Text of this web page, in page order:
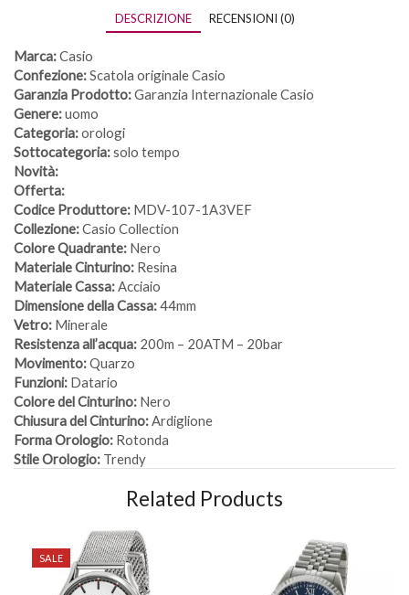
DESCRIZIONE RECENSIONI (0)
Marca:Casio
Confezione:Scatola originale Casio
Garanzia Prodotto:Garanzia Internazionale Casio
Genere:uomo
Categoria:orologi
Sottocategoria:solo tempo
Novità:
Offerta:
Codice Produttore: MDV-107-1A3VEF
Collezione:Casio Collection
Colore Quadrante: Nero
Materiale Cinturino: Resina
Materiale Cassa:Acciaio
Dimensione della Cassa:44mm
Vetro: Minerale
Resistenza all’acqua: 200m – 20ATM – 20bar
Movimento:Quarzo
Funzioni: Datario
Colore del Cinturino: Nero
Chiusura del Cinturino:Ardiglione
Forma Orologio: Rotonda
Stile Orologio: Trendy
Related Products
SALE